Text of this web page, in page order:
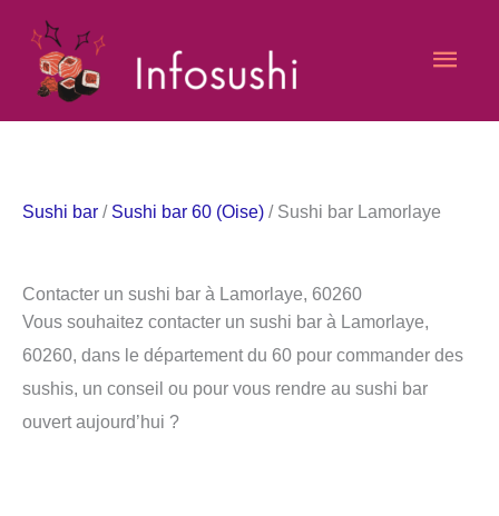
contenu
Sushi bar / Sushi bar 60 (Oise) / Sushi bar Lamorlaye
Contacter un sushi bar à Lamorlaye, 60260
Vous souhaitez contacter un sushi bar à Lamorlaye,
60260, dans le département du 60 pour commander des
sushis, un conseil ou pour vous rendre au sushi bar
ouvert aujourd’hui ?